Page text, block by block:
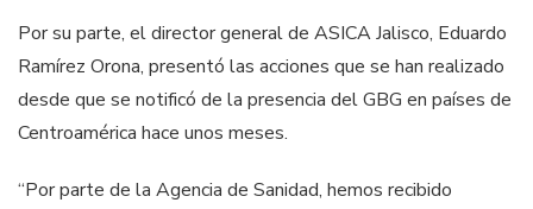
Por su parte, el director general de ASICA Jalisco, Eduardo
Ramírez Orona, presentó las acciones que se han realizado
desde que se notificó de la presencia del GBG en países de
Centroamérica hace unos meses.
“Por parte de la Agencia de Sanidad, hemos recibido